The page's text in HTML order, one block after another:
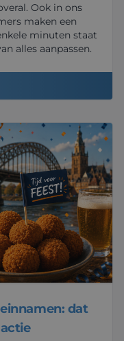
Ook in ons
maken een
minuten staat
alles aanpassen.
dat